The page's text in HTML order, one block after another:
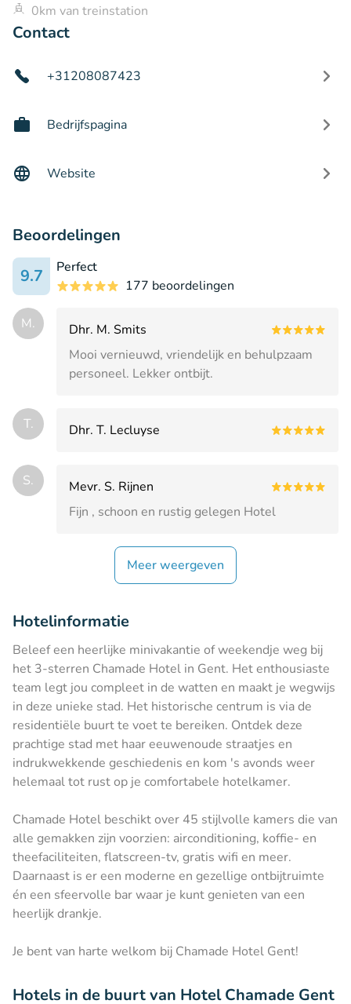
0km van treinstation
Contact
+31208087423
Bedrijfspagina
Website
Beoordelingen
9.7
Perfect
177 beoordelingen
M.
Dhr. M. Smits
Mooi vernieuwd, vriendelijk en behulpzaam
personeel. Lekker ontbijt.
T. Dhr. T. Lecluyse
S.
Mevr. S. Rijnen
Fijn , schoon en rustig gelegen Hotel
Meer weergeven
Hotelinformatie
Beleef een heerlijke minivakantie of weekendje weg bij
het 3-sterren Chamade Hotel in Gent. Het enthousiaste
team legt jou compleet in de watten en maakt je wegwijs
in deze unieke stad. Het historische centrum is via de
residentiële buurt te voet te bereiken. Ontdek deze
prachtige stad met haar eeuwenoude straatjes en
indrukwekkende geschiedenis en kom 's avonds weer
helemaal tot rust op je comfortabele hotelkamer.
Chamade Hotel beschikt over 45 stijlvolle kamers die van
alle gemakken zijn voorzien: airconditioning, koffie- en
theefaciliteiten, flatscreen-tv, gratis wifi en meer.
Daarnaast is er een moderne en gezellige ontbijtruimte
én een sfeervolle bar waar je kunt genieten van een
heerlijk drankje.
Je bent van harte welkom bij Chamade Hotel Gent!
Hotels in de buurt van Hotel Chamade Gent